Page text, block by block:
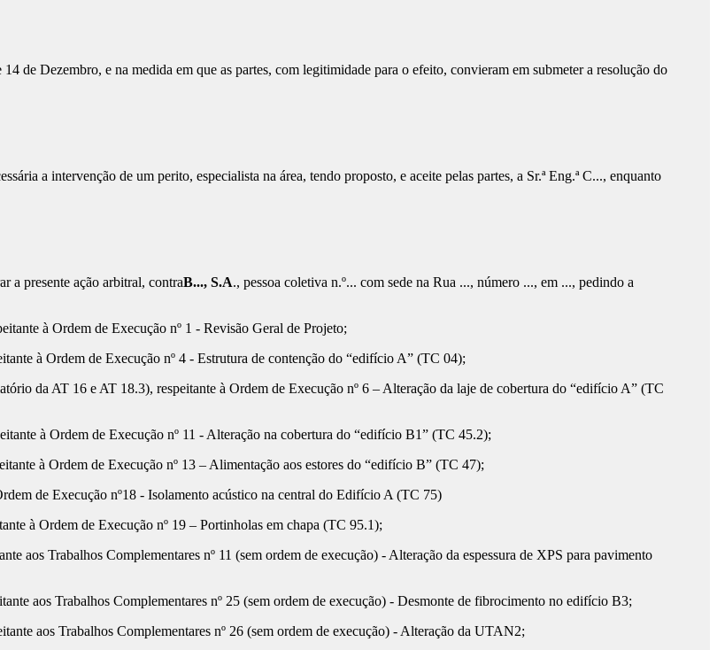
de Dezembro, e na medida em que as partes, com legitimidade para o efeito, convieram em submeter a resolução do
a intervenção de um perito, especialista na área, tendo proposto, e aceite pelas partes, a Sr.ª Eng.ª C..., enquanto
a presente ação arbitral, contraB..., S.A., pessoa coletiva n.º... com sede na Rua ..., número ..., em ..., pedindo a
à Ordem de Execução nº 1 - Revisão Geral de Projeto;
à Ordem de Execução nº 4 - Estrutura de contenção do “edifício A” (TC 04);
AT 16 e AT 18.3), respeitante à Ordem de Execução nº 6 – Alteração da laje de cobertura do “edifício A” (TC
à Ordem de Execução nº 11 - Alteração na cobertura do “edifício B1” (TC 45.2);
à Ordem de Execução nº 13 – Alimentação aos estores do “edifício B” (TC 47);
de Execução nº18 - Isolamento acústico na central do Edifício A (TC 75)
à Ordem de Execução nº 19 – Portinholas em chapa (TC 95.1);
Trabalhos Complementares nº 11 (sem ordem de execução) - Alteração da espessura de XPS para pavimento
Trabalhos Complementares nº 25 (sem ordem de execução) - Desmonte de fibrocimento no edifício B3;
Trabalhos Complementares nº 26 (sem ordem de execução) - Alteração da UTAN2;